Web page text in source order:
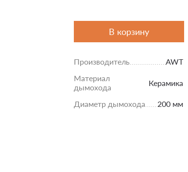
В корзину
Производитель
AWT
Материал
дымохода
Керамика
Диаметр дымохода 200 мм